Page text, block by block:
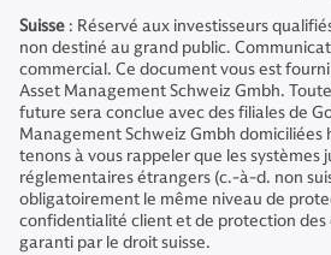
Suisse : Réservé aux investisseurs
non destiné au grand public.
commercial. Ce document vous est
Asset Management Schweiz Gmbh.
future sera conclue avec des filiales de
Management Schweiz Gmbh domiciliées
tenons à vous rappeler que les systèmes
réglementaires étrangers (c.-à-d. non
obligatoirement le même niveau de
confidentialité client et de protection des
garanti par le droit suisse.